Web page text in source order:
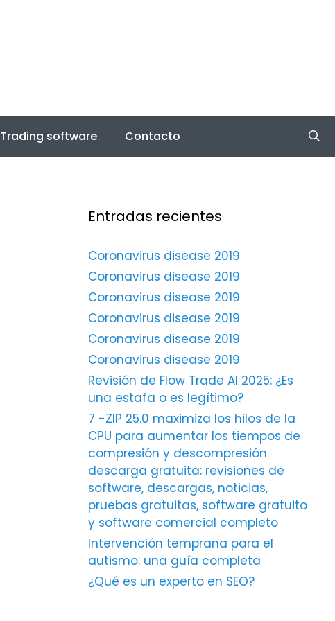
Trading software Contacto
Entradas recientes
Coronavirus disease 2019
Coronavirus disease 2019
Coronavirus disease 2019
Coronavirus disease 2019
Coronavirus disease 2019
Coronavirus disease 2019
Revisión de Flow Trade AI 2025: ¿Es
una estafa o es legítimo?
7 -ZIP 25.0 maximiza los hilos de la
CPU para aumentar los tiempos de
compresión y descompresión
descarga gratuita: revisiones de
software, descargas, noticias,
pruebas gratuitas, software gratuito
y software comercial completo
Intervención temprana para el
autismo: una guía completa
¿Qué es un experto en SEO?